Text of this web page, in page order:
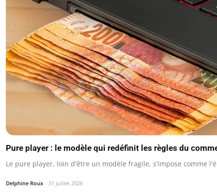
Pure player : le modèle qui redéfinit les règles du
Le pure player, loin d'être un modèle fragile, s'impose comme
Delphine Roux 31 juillet 2026